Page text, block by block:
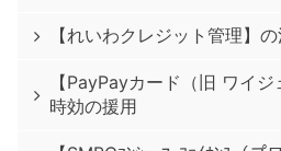
【れいわクレジット管理】
【PayPayカード（旧 ワイ
時効の援用